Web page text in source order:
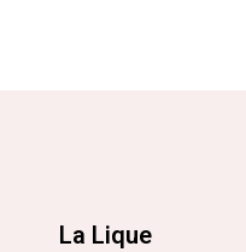
La Lique